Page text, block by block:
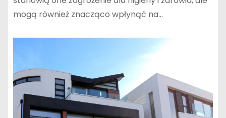
mogą również znacząco wpłynąć na…